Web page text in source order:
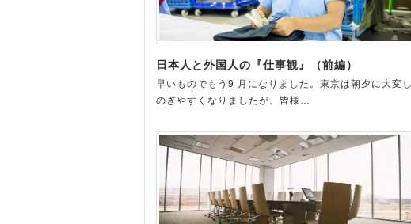
日本人と外国人の『仕事観』（前編）
早いものでもう9 月になりました。東京は朝夕に大変し
のぎやすくなりましたが、皆様…